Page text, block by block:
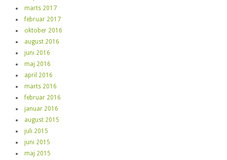
marts 2017
februar 2017
oktober 2016
august 2016
juni 2016
maj 2016
april 2016
marts 2016
februar 2016
januar 2016
august 2015
juli 2015
juni 2015
maj 2015